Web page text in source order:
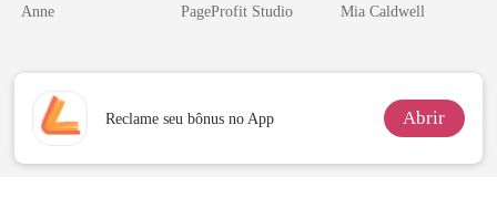
Anne PageProfit Studio Mia Caldwell
Reclame seu bônus no App Abrir